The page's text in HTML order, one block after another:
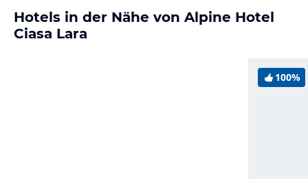
Hotels in der Nähe von Alpine Hotel
Ciasa Lara
100%